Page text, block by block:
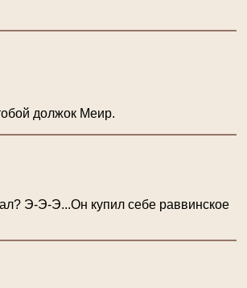
должок Меир.
Э-Э-Э...Он купил себе раввинское